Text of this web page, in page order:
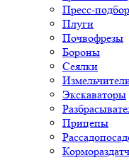
Пресс-
Плуги
Почвофрезы
Бороны
Сеялки
Экскаваторы
Прицепы